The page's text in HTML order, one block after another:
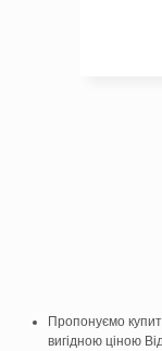
Пропонуємо
вигідною ціною